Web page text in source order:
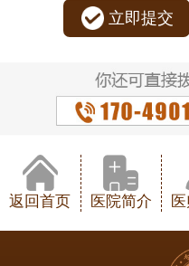
立即提交
返回首页 医院简介